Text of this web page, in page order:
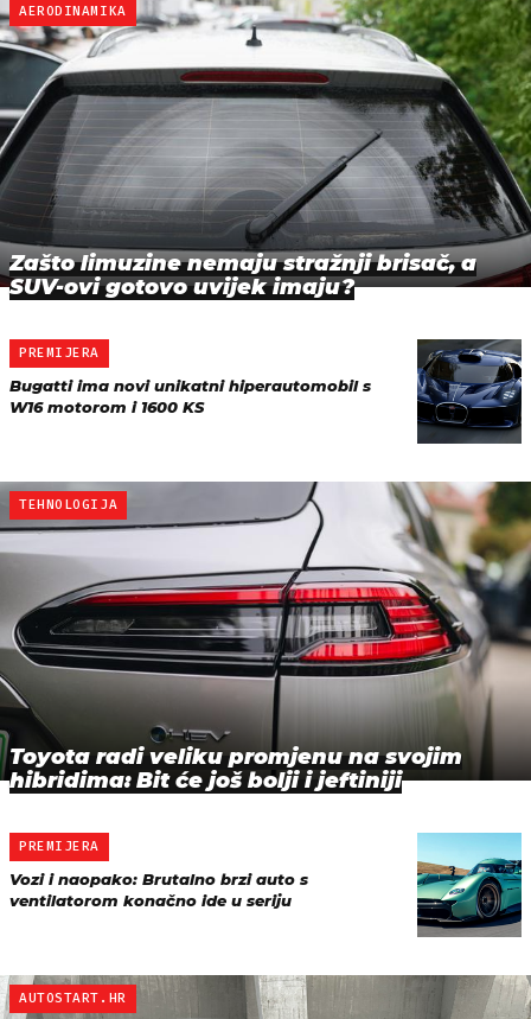
AERODINAMIKA
Zašto limuzine nemaju stražnji brisač, a
SUV-ovi gotovo uvijek imaju?
PREMIJERA
Bugatti ima novi unikatni hiperautomobil s
W16 motorom i 1600 KS
TEHNOLOGIJA
Toyota radi veliku promjenu na svojim
hibridima: Bit će još bolji i jeftiniji
PREMIJERA
Vozi i naopako: Brutalno brzi auto s
ventilatorom konačno ide u seriju
AUTOSTART.HR